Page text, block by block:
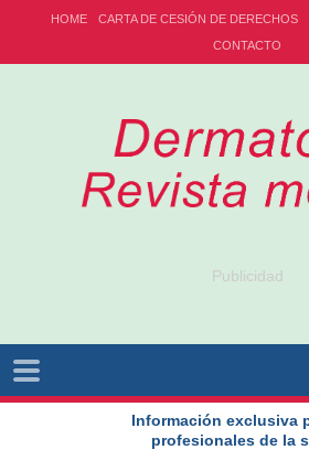
HOME CARTA DE CESIÓN DE DERECHOS
CONTACTO
Publicidad
Información exclusiva
profesionales de la